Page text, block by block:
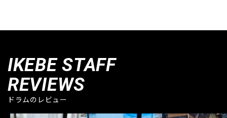
IKEBE STAFF
REVIEWS
ドラムのレビュー